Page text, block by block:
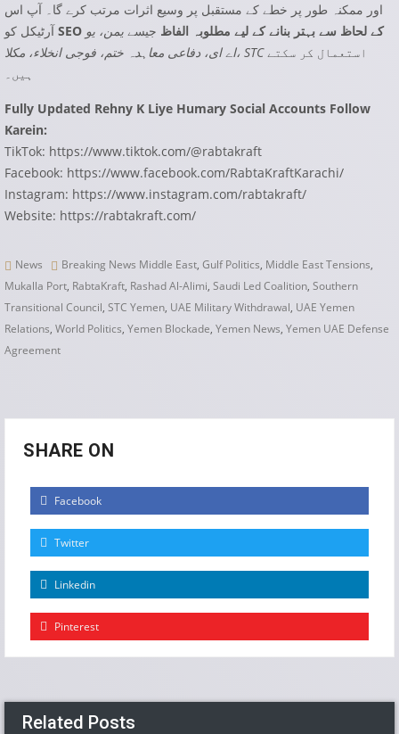
اور ممکنہ طور پر خطے کے مستقبل پر وسیع اثرات مرتب کرے گا۔ آپ اس
آرٹیکل کو
SEO کے لحاظ سے بہتر بنانے کے لیے مطلوبہ الفاظ جیسے یمن، یو
اے ای، دفاعی معاہدہ ختم، فوجی انخلاء، مکلا، STCاستعمال کر سکتے
ہیں۔
Fully Updated Rehny K Liye Humary Social Accounts Follow
Karein:
TikTok: https://www.tiktok.com/@rabtakraft
Facebook: https://www.facebook.com/RabtaKraftKarachi/
Instagram: https://www.instagram.com/rabtakraft/
Website: https://rabtakraft.com/
News Breaking News Middle East, Gulf Politics, Middle East Tensions,
Mukalla Port, RabtaKraft, Rashad Al-Alimi, Saudi Led Coalition, Southern
Transitional Council, STC Yemen, UAE Military Withdrawal, UAE Yemen
Relations, World Politics, Yemen Blockade, Yemen News, Yemen UAE Defense
Agreement
SHARE ON
Facebook
Twitter
Linkedin
Pinterest
Related Posts